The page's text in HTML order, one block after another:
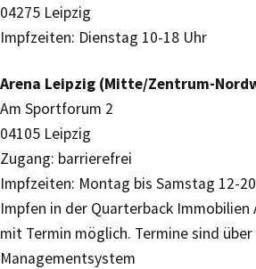
04275 Leipzig
Impfzeiten: Dienstag 10-18 Uhr
Arena Leipzig (Mitte/Zentrum-
Am Sportforum 2
04105 Leipzig
Zugang: barrierefrei
Impfzeiten: Montag bis Samstag 12-
Impfen in der Quarterback
mit Termin möglich. Termine sind
Managementsystem